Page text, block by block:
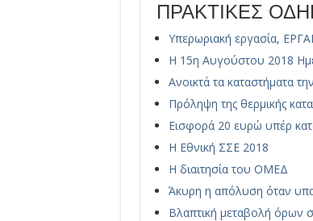
ΠΡΑΚΤΙΚΕΣ
Υπερωριακή εργασία,
Η 15η Αυγούστου 2018
Ανοικτά τα καταστήματα
Πρόληψη της θερμικής
Εισφορά 20 ευρώ υπέρ
Η Εθνική ΣΣΕ 2018
Η διαιτησία του ΟΜΕΔ
Άκυρη η απόλυση όταν
Βλαπτική μεταβολή όρων